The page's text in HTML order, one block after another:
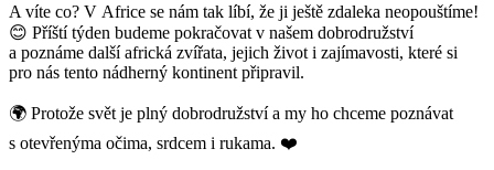
A víte co? V Africe se nám tak líbí, že ji ještě zdaleka neopouštíme!
😊 Příští týden budeme pokračovat v našem dobrodružství
a poznáme další africká zvířata, jejich život i zajímavosti, které si
pro nás tento nádherný kontinent připravil.
🌍 Protože svět je plný dobrodružství a my ho chceme poznávat
s otevřenýma očima, srdcem i rukama. ❤️